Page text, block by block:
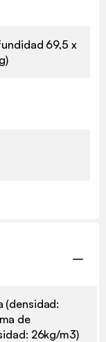
69,5 x
(densidad:
de
26kg/m3)